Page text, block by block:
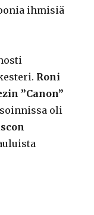
ihmisiä
Roni
”Canon”
oli